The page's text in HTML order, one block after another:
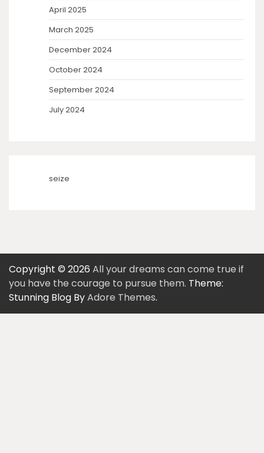
April 2025
March 2025
December 2024
October 2024
September 2024
July 2024
seize
Copyright © 2026 All your dreams can come true if
you have the courage to pursue them. Theme:
Stunning Blog ByAdore Themes.